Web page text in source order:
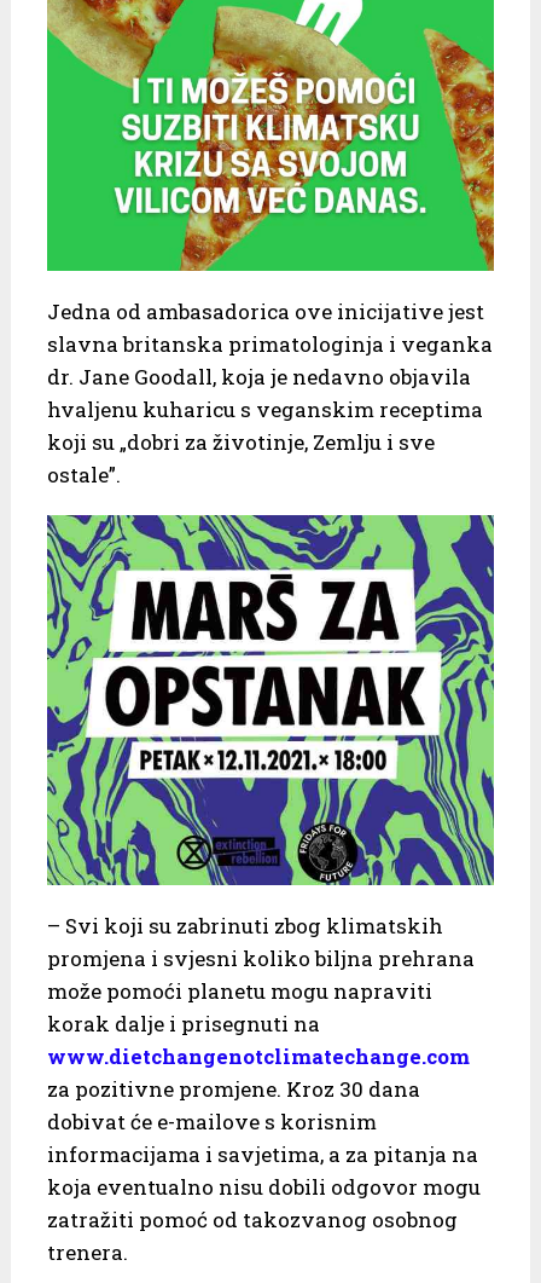
Jedna od ambasadorica ove inicijative jest
slavna britanska primatologinja i veganka
dr. Jane Goodall, koja je nedavno objavila
hvaljenu kuharicu s veganskim receptima
koji su „dobri za životinje, Zemlju i sve
ostale”.
– Svi koji su zabrinuti zbog klimatskih
promjena i svjesni koliko biljna prehrana
može pomoći planetu mogu napraviti
korak dalje i prisegnuti na
www.dietchangenotclimatechange.com
za pozitivne promjene. Kroz 30 dana
dobivat će e-mailove s korisnim
informacijama i savjetima, a za pitanja na
koja eventualno nisu dobili odgovor mogu
zatražiti pomoć od takozvanog osobnog
trenera.